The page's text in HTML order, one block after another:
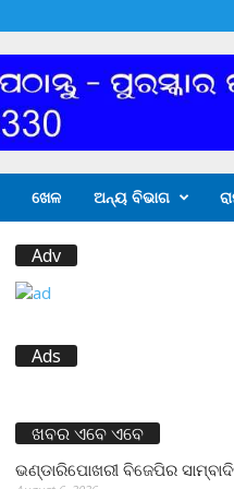
ଖେଳ ଅନ୍ୟ ବିଭାଗ
Adv
Ads
ଖବର ଏବେ ଏବେ
ଭଣ୍ଡାରିପୋଖରୀ ବିଜେପିର